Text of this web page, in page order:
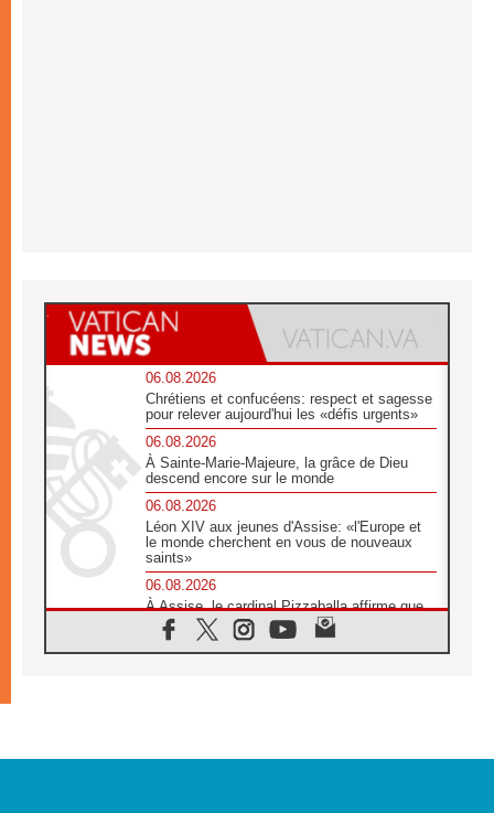
06.08.2026
Chrétiens et confucéens: respect et sagesse
pour relever aujourd'hui les «défis urgents»
06.08.2026
À Sainte-Marie-Majeure, la grâce de Dieu
descend encore sur le monde
06.08.2026
Léon XIV aux jeunes d'Assise: «l'Europe et
le monde cherchent en vous de nouveaux
saints»
06.08.2026
À Assise, le cardinal Pizzaballa affirme que
«les chrétiens veulent la paix»
06.08.2026